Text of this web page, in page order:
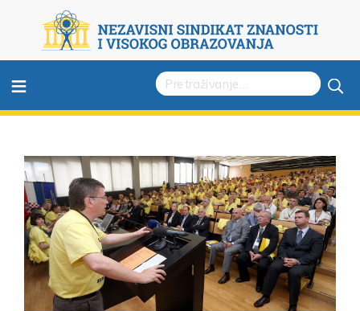
≡